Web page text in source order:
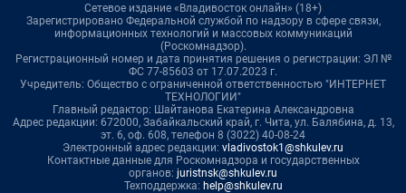
Сетевое издание «Владивосток онлайн» (18+)
Зарегистрировано Федеральной службой по надзору в сфере связи,
информационных технологий и массовых коммуникаций
(Роскомнадзор).
Регистрационный номер и дата принятия решения о регистрации: ЭЛ №
ФС 77-85603 от 17.07.2023 г.
Учредитель: Общество с ограниченной ответственностью "ИНТЕРНЕТ
ТЕХНОЛОГИИ"
Главный редактор: Шайтанова Екатерина Александровна
Адрес редакции: 672000, Забайкальский край, г. Чита, ул. Балябина, д. 13,
эт. 6, оф. 608, телефон 8 (3022) 40-08-24
Электронный адрес редакции: vladivostok1@shkulev.ru
Контактные данные для Роскомнадзора и государственных
органов: juristnsk@shkulev.ru
Техподдержка: help@shkulev.ru